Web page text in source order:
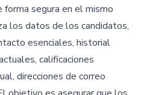
segura en el mismo
los datos de los candidatos,
esenciales, historial
calificaciones
direcciones de correo